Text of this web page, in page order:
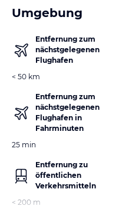
Umgebung
Entfernung zum
nächstgelegenen
Flughafen
< 50 km
Entfernung zum
nächstgelegenen
Flughafen in
Fahrminuten
25 min
Entfernung zu
öffentlichen
Verkehrsmitteln
< 200 m